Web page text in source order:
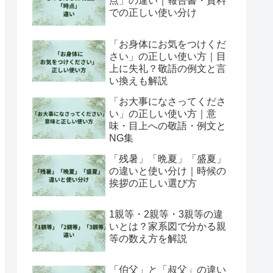
での正しい使い分け
「お身体にお気をつけくだ
さい」の正しい使い方｜目
上に失礼？敬語の例文と言
い換えも解説
「お大事になさってくださ
い」の正しい使い方｜意
味・目上への敬語・例文と
NG集
「残暑」「晩夏」「盛夏」
の違いと使い分け｜時候の
挨拶の正しい選び方
1親等・2親等・3親等の違
いとは？家系図で分かる親
等の数え方を解説
「伯父」と「叔父」の違い